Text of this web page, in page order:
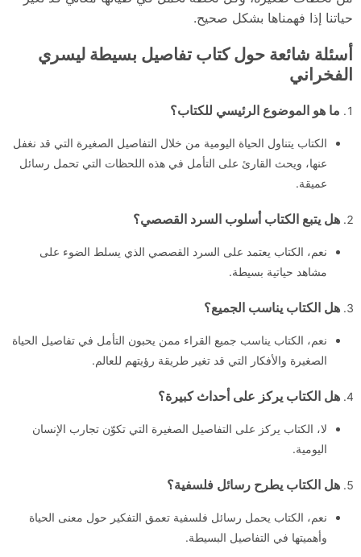
حياتنا إذا فهمناها بشكل صحيح.
أسئلة شائعة حول كتاب تفاصيل بسيطة ليسري
الفخراني
ما هو الموضوع الرئيسي للكتاب؟
الكتاب يتناول الحياة اليومية من خلال التفاصيل الصغيرة التي قد نغفل
عنها، ويحث القارئ على التأمل في هذه اللحظات التي تحمل رسائل
عميقة.
هل يتبع الكتاب أسلوب السرد القصصي؟
نعم، الكتاب يعتمد على السرد القصصي الذي يسلط الضوء على
مشاهد حياتية بسيطة.
هل الكتاب يناسب الجميع؟
نعم، الكتاب يناسب جميع القراء ممن يحبون التأمل في تفاصيل الحياة
الصغيرة والأفكار التي قد تغير طريقة رؤيتهم للعالم.
هل الكتاب يركز على أحداث كبيرة؟
لا، الكتاب يركز على التفاصيل الصغيرة التي تكوّن تجارب الإنسان
اليومية.
هل الكتاب يطرح رسائل فلسفية؟
نعم، الكتاب يحمل رسائل فلسفية تعمق التفكير حول معنى الحياة
وأهميتها في التفاصيل البسيطة.